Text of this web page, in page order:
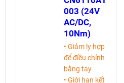
hoạt động bình
thường, bộ
truyền động đã
điều khiển thiết
bị. Trong
trường hợp mất
điện, bộ truyền
003 (24V
AC/DC,
10Nm)
• Giảm ly hợp
để điều chỉnh
bằng tay
• Giới hạn kết